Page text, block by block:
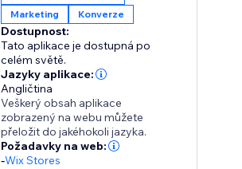
Marketing
Konverze
Dostupnost:
Tato aplikace je dostupná po
celém světě.
Jazyky aplikace:
Angličtina
Veškerý obsah aplikace
zobrazený na webu můžete
přeložit do jakéhokoli jazyka.
Požadavky na web:
-Wix Stores